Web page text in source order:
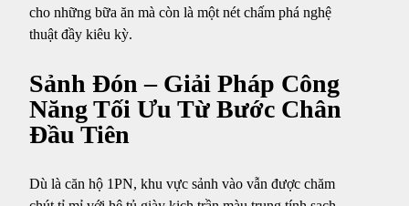
cho những bữa ăn mà còn là một nét chấm phá nghệ
thuật đầy kiêu kỳ.
Sảnh Đón – Giải Pháp Công
Năng Tối Ưu Từ Bước Chân
Đầu Tiên
Dù là căn hộ 1PN, khu vực sảnh vào vẫn được chăm